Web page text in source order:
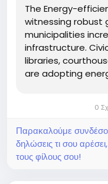
The Energy-
witnessing robust
municipalities
infrastructure.
libraries,
are adopting
global awareness
0
Παρακαλούμε
δηλώσεις τι σου
τους φίλους σου!